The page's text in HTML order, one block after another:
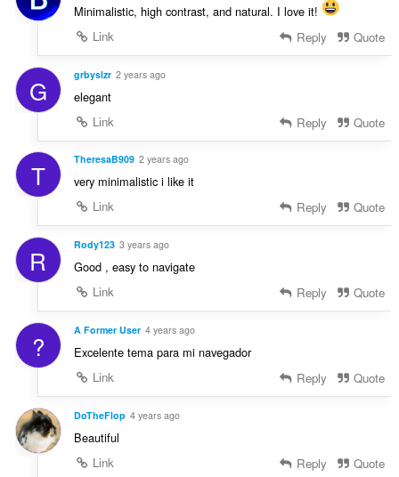
Minimalistic, high contrast, and natural. I love it!
Link
Reply Quote
G grbyslzr 2 years ago
elegant
Link
Reply Quote
T TheresaB909 2 years ago
very minimalistic i like it
Link
Reply Quote
R Rody123 3 years ago
Good , easy to navigate
Link
Reply Quote
? A Former User 4 years ago
Excelente tema para mi navegador
Link
Reply Quote
DoTheFlop 4 years ago
Beautiful
Link
Reply Quote